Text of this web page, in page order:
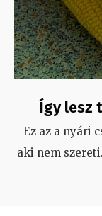
Így lesz
Ez az a nyári
aki nem